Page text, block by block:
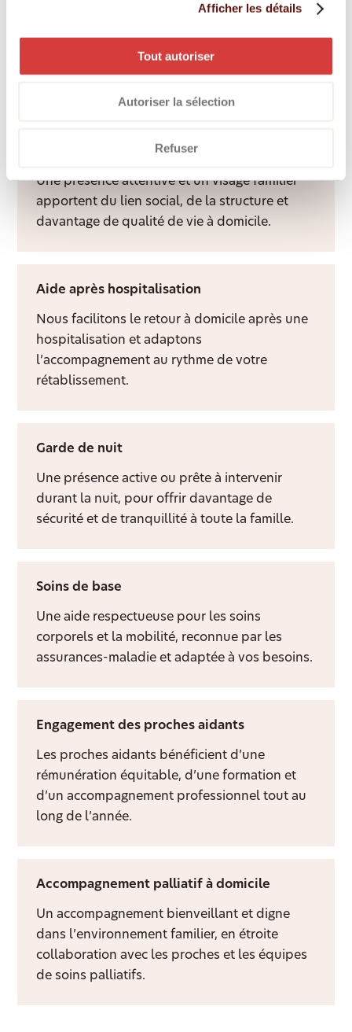
Afficher les détails
Tout autoriser
Autoriser la sélection
Refuser
quotidien, dans le respect des habitudes de
Services d’accompagnement
Une présence attentive et un visage familier
apportent du lien social, de la structure et
davantage de qualité de vie à domicile.
Aide après hospitalisation
Nous facilitons le retour à domicile après une
hospitalisation et adaptons
l’accompagnement au rythme de votre
rétablissement.
Garde de nuit
Une présence active ou prête à intervenir
durant la nuit, pour offrir davantage de
sécurité et de tranquillité à toute la famille.
Soins de base
Une aide respectueuse pour les soins
corporels et la mobilité, reconnue par les
assurances-maladie et adaptée à vos besoins.
Engagement des proches aidants
Les proches aidants bénéficient d’une
rémunération équitable, d’une formation et
d’un accompagnement professionnel tout au
long de l’année.
Accompagnement palliatif à domicile
Un accompagnement bienveillant et digne
dans l’environnement familier, en étroite
collaboration avec les proches et les équipes
de soins palliatifs.